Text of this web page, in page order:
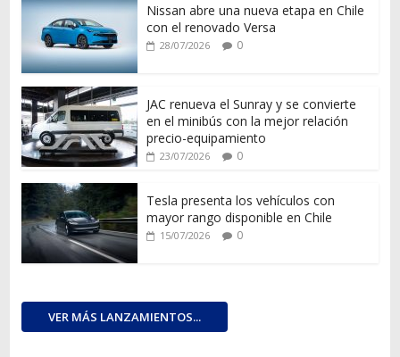
Nissan abre una nueva etapa en Chile
con el renovado Versa
28/07/2026 0
JAC renueva el Sunray y se convierte
en el minibús con la mejor relación
precio-equipamiento
23/07/2026 0
Tesla presenta los vehículos con
mayor rango disponible en Chile
15/07/2026 0
VER MÁS LANZAMIENTOS...